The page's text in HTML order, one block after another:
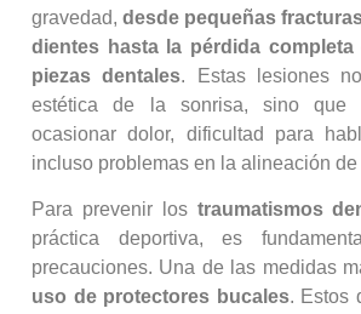
gravedad,desde pequeñas
dientes hasta la pérdida
piezas dentales. Estas lesiones
estética de la sonrisa, sino que
ocasionar dolor, dificultad para
incluso problemas en la alineación
Para prevenir los traumatismos
práctica deportiva, es
precauciones. Una de las medidas
uso de protectores bucales. Estos